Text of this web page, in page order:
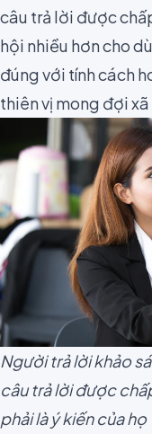
câu trả lời được
hội nhiều hơn cho
đúng với tính cách
thiên vị mong đợi
Người trả lời khảo
câu trả lời được
phải là ý kiến của họ